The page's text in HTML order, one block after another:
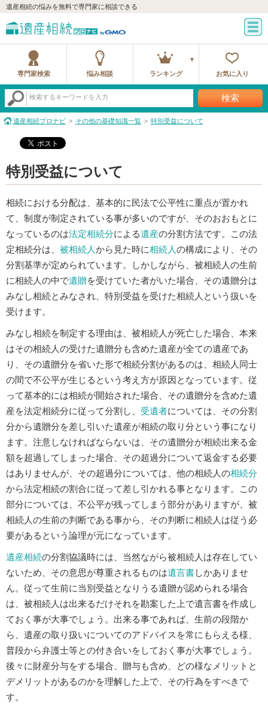
遺産相続の悩みを無料で専門家に相談できる
専門家検索 悩み相談 ランキング お気に入り
検索するキーワードを入力 検索
遺産相続プロナビ その他の基礎知識一覧 特別受益について
特別受益について
相続における分配は、基本的に民法で公平性に重点が置かれ
て、制度が制定されている事が多いのですが、そのおおもとに
なっているのは法定相続分による遺産の分割方法です。この法
定相続分は、 被相続人から見た時に相続人の構成により、その
分割基準が定められています。しかしながら、被相続人の生前
に相続人の中で遺贈を受けていた者がいた場合、その遺贈分は
みなし相続とみなされ、特別受益を受けた相続人という扱いを
受けます。
みなし相続を制定する理由は、被相続人が死亡した場合、本来
はその相続人の受けた遺贈分も含めた遺産が全ての遺産であ
り、その遺贈分を省いた形で相続分割があるのは、相続人同士
の間で不公平が生じるという考え方が原因となっています。従
って基本的には相続が開始された場合、その遺贈分を含めた遺
産を法定相続分に従って分割し、 受遺者については、その分割
分から遺贈分を差し引いた遺産が相続の取り分という事になり
ます。注意しなければならないは、その遺贈分が相続出来る金
額を超過してしまった場合、その超過分について返金する必要
はありませんが、その超過分については、他の相続人の相続分
から法定相続の割合に従って差し引かれる事となります。この
部分については、不公平が残ってしまう部分がありますが、被
相続人の生前の判断である事から、その判断に相続人は従う必
要があるという論理が元になっています。
遺産相続の分割協議時には、当然ながら被相続人は存在してい
ないため、その意思が尊重されるものは遺言書しかありませ
ん。従って生前に当別受益となりうる遺贈が認められる場合
は、被相続人は出来るだけそれを勘案した上で遺言書を作成し
ておく事が大事でしょう。出来る事であれば、生前の段階か
ら、遺産の取り扱いについてのアドバイスを常にもらえる様、
普段から弁護士等との付き合いをしておく事が大事でしょう。
後々に財産分与をする場合、贈与も含め、どの様なメリットと
デメリットがあるのかを理解した上で、その行為をすべきで
す。